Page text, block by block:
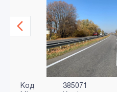
Код
385071